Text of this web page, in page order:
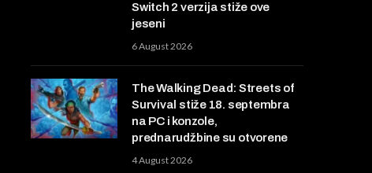
Switch 2 verzija stiže ove
jeseni
6 August 2026
The Walking Dead: Streets of
Survival stiže 18. septembra
na PC i konzole,
prednarudžbine su otvorene
4 August 2026